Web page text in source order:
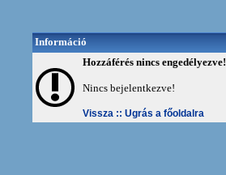
Információ
Hozzáférés nincs engedélyezve!
Nincs bejelentkezve!
Vissza :: Ugrás a főoldalra